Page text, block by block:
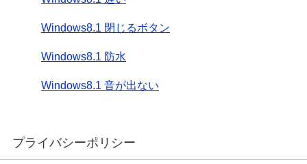
Windows8.1 閉じるボタン
Windows8.1 防水
Windows8.1 音が出ない
プライバシーポリシー